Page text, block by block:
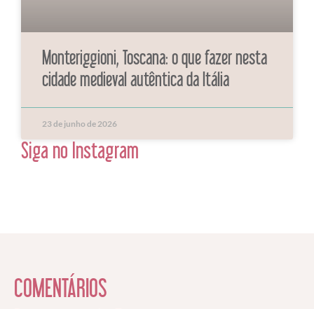
Monteriggioni, Toscana: o que fazer nesta
cidade medieval autêntica da Itália
23 de junho de 2026
Siga no Instagram
COMENTÁRIOS